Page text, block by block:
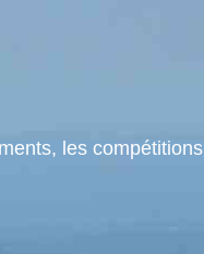
les compétitions